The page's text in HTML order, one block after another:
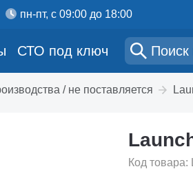
пн-пт, с 09:00 до 18:00
СТО под ключ
/ не поставляется
Код товара: